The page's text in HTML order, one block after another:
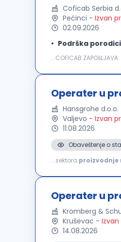
Coficab Serbia
Pećinci - Izvan
02.09.2026
Podrška
...COFICAB
Operater u
Hansgrohe d.o.o.
Valjevo - Izvan
11.08.2026
Obaveštenje o
...sektora proizvodnje
Operater u
Kromberg &
Kruševac -
14.08.2026